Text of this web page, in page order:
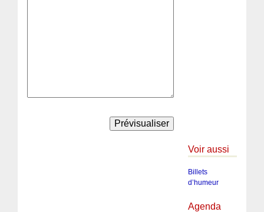
Voir aussi
Billets
d’humeur
Agenda